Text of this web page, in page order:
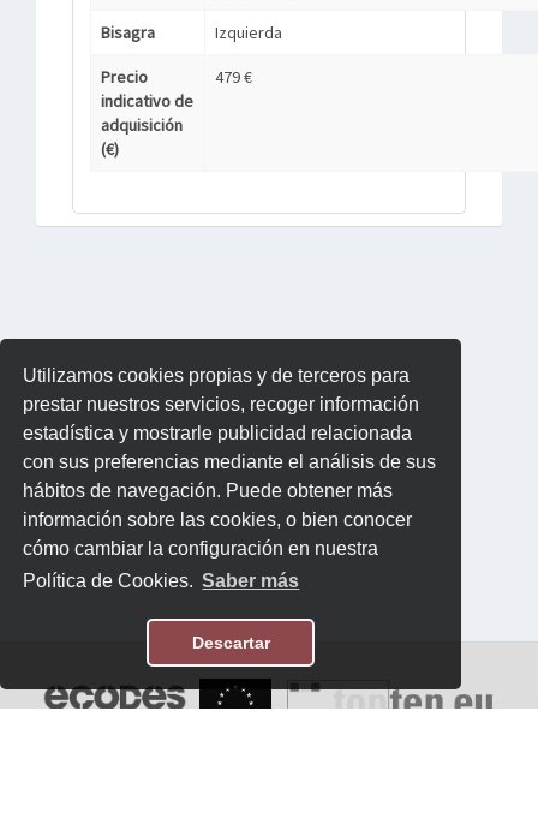
Utilizamos cookies propias y de terceros para
prestar nuestros servicios, recoger información
estadística y mostrarle publicidad relacionada
con sus preferencias mediante el análisis de sus
hábitos de navegación. Puede obtener más
información sobre las cookies, o bien conocer
cómo cambiar la configuración en nuestra
Política de Cookies. Saber más
Descartar
Bisagra Izquierda
Precio
indicativo de
adquisición
(€)
479 €